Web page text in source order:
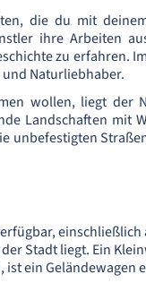
die du mit
ihre Arbeiten
zu erfahren.
und Naturliebhaber.
wollen, liegt der
Landschaften mit
Stadt liegt. Ein
ein Geländewagen